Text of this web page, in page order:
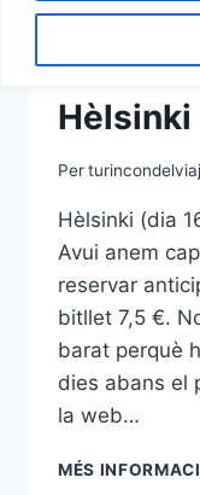
ESTÒNIA|
Hèlsinki
Per
Hèlsinki (dia
Avui anem
reservar
bitllet 7,5 €.
barat perquè
dies abans el
la web…
MÉS